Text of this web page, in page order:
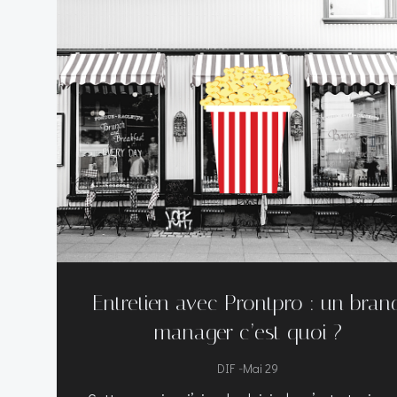
Entretien avec Prontpro : un
manager c’est quoi ?
DIF -Mai 29